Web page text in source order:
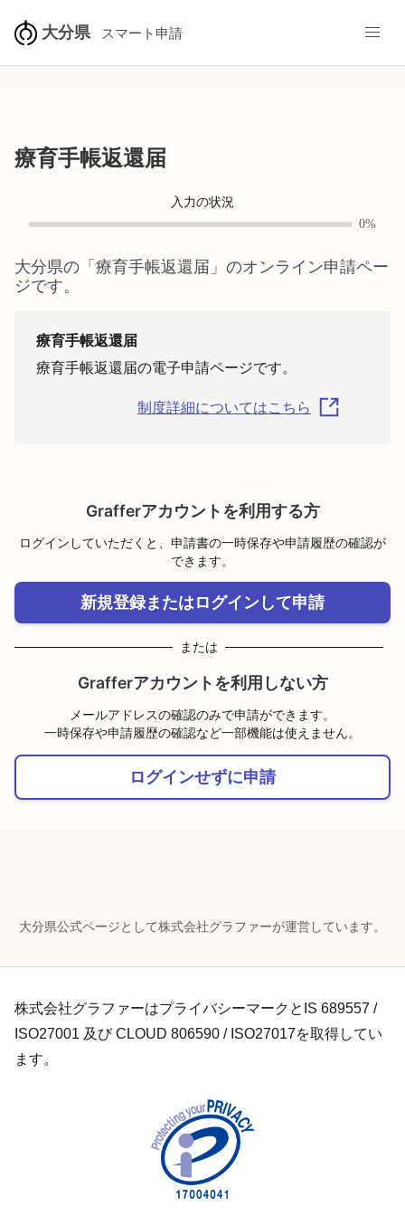
大分県 スマート申請
療育手帳返還届
入力の状況
0%
大分県の「 療育手帳返還届 」のオンライン申請ペー
ジです。
療育手帳返還届
療育手帳返還届の電子申請ページです。
制度詳細についてはこちら
Grafferアカウントを利用する方
ログインしていただくと、申請書の一時保存や申請履歴の確認が
できます。
新規登録またはログインして申請
または
Grafferアカウントを利用しない方
メールアドレスの確認のみで申請ができます。
一時保存や申請履歴の確認など一部機能は使えません。
ログインせずに申請
大分県公式ページとして株式会社グラファーが運営しています。
株式会社グラファーはプライバシーマークとIS 689557 /
ISO27001 及び CLOUD 806590 / ISO27017を取得してい
ます。